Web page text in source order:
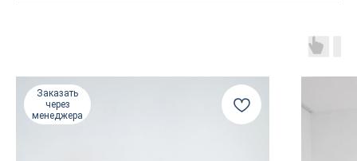
Заказать
через
менеджера